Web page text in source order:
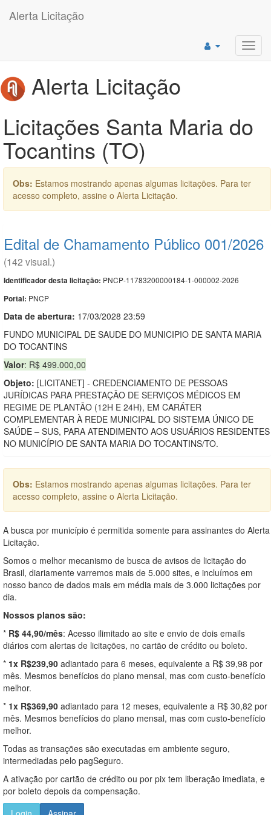
Alerta Licitação
Alerta Licitação
Licitações Santa Maria do
Tocantins (TO)
Obs: Estamos mostrando apenas algumas licitações. Para ter
acesso completo, assine o Alerta Licitação.
Edital de Chamamento Público 001/2026
(142 visual.)
Identificador desta licitação: PNCP-11783200000184-1-000002-2026
Portal: PNCP
Data de abertura: 17/03/2028 23:59
FUNDO MUNICIPAL DE SAUDE DO MUNICIPIO DE SANTA MARIA
DO TOCANTINS
Valor: R$ 499.000,00
Objeto: [LICITANET] - CREDENCIAMENTO DE PESSOAS
JURÍDICAS PARA PRESTAÇÃO DE SERVIÇOS MÉDICOS EM
REGIME DE PLANTÃO (12H E 24H), EM CARÁTER
COMPLEMENTAR À REDE MUNICIPAL DO SISTEMA ÚNICO DE
SAÚDE – SUS, PARA ATENDIMENTO AOS USUÁRIOS RESIDENTES
NO MUNICÍPIO DE SANTA MARIA DO TOCANTINS/TO.
Obs: Estamos mostrando apenas algumas licitações. Para ter
acesso completo, assine o Alerta Licitação.
A busca por município é permitida somente para assinantes do Alerta
Licitação.
Somos o melhor mecanismo de busca de avisos de licitação do
Brasil, diariamente varremos mais de 5.000 sites, e incluímos em
nosso banco de dados mais em média mais de 3.000 licitações por
dia.
Nossos planos são:
* R$ 44,90/mês: Acesso ilimitado ao site e envio de dois emails
diários com alertas de licitações, no cartão de crédito ou boleto.
* 1x R$239,90 adiantado para 6 meses, equivalente a R$ 39,98 por
mês. Mesmos benefícios do plano mensal, mas com custo-benefício
melhor.
* 1x R$369,90 adiantado para 12 meses, equivalente a R$ 30,82 por
mês. Mesmos benefícios do plano mensal, mas com custo-benefício
melhor.
Todas as transações são executadas em ambiente seguro,
intermediadas pelo pagSeguro.
A ativação por cartão de crédito ou por pix tem liberação imediata, e
por boleto depois da compensação.